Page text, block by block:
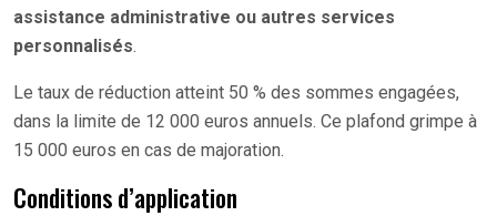
assistance administrative ou autres services
personnalisés.
Le taux de réduction atteint 50 % des sommes engagées,
dans la limite de 12 000 euros annuels. Ce plafond grimpe à
15 000 euros en cas de majoration.
Conditions d’application